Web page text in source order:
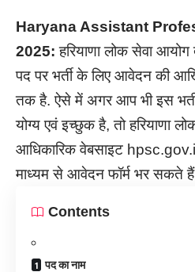
Haryana Assistant
2025: हरियाणा लोक सेवा आयोग
पद पर भर्ती के लिए आवेदन की
तक है. ऐसे में अगर आप भी इस
योग्य एवं इच्छुक है, तो हरियाणा
आधिकारिक वेबसाइट
माध्यम से आवेदन फॉर्म भर सकते
Contents
पद का नाम